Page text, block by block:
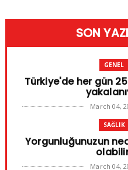
SON
GENEL
Türkiye'de her gün
March 04,
SAĞLIK
Yorgunluğunuzun
March 04,